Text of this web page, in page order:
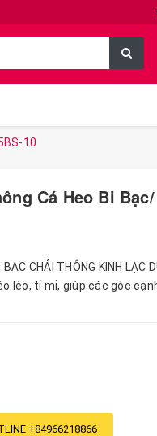
10
Cá Heo Bi
CHẢI THÔNG KINH LẠC
léo, tỉ mỉ, giúp các góc
+84966218866